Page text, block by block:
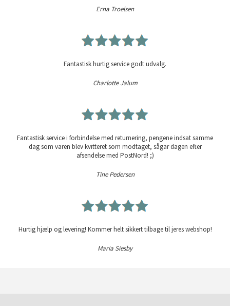
Erna Troelsen
Fantastisk hurtig service godt udvalg.
Charlotte Jalum
Fantastisk service i forbindelse med returnering, pengene indsat samme
dag som varen blev kvitteret som modtaget, sågar dagen efter
afsendelse med PostNord! ;)
Tine Pedersen
Hurtig hjælp og levering! Kommer helt sikkert tilbage til jeres webshop!
Maria Siesby